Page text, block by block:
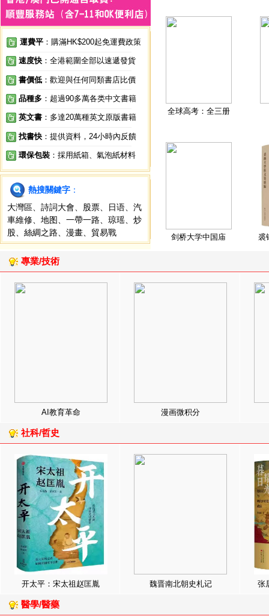
運費平 ：購滿HK$200起免運費政策
速度快 ：全港範圍全部以速遞發貨
書價低 ：歡迎與任何同類書店比價
品種多 ：超過90多萬各类中文書籍
英文書 ：多達20萬種英文原版書籍
找書快 ：提供資料，24小時內反饋
環保包裝 ：採用紙箱、氣泡紙材料
熱搜關鍵字 ：
大灣區
詩詞大會 股票 日语
汽
車維修
地图 一帶一路 琼瑶
炒
股
絲綢之路 漫畫 貿易戰
全球高考：全三册
剑桥大学中国庙 裘
專業/技術
AI教育革命 漫画微积分
社科/哲史
开太平：宋太祖赵匡胤 魏晋南北朝史札记 张
醫學/醫藥